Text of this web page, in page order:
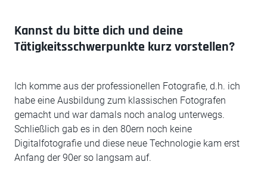
Kannst du bitte dich und deine
Tätigkeitsschwerpunkte kurz vorstellen?
Ich komme aus der professionellen Fotografie, d.h. ich
habe eine Ausbildung zum klassischen Fotografen
gemacht und war damals noch analog unterwegs.
Schließlich gab es in den 80ern noch keine
Digitalfotografie und diese neue Technologie kam erst
Anfang der 90er so langsam auf.